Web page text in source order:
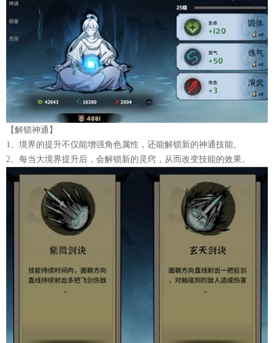
【解锁神通】
1、境界的提升不仅能增强角色属性，还能解锁新的神通技能。
2、每当大境界提升后，会解锁新的灵窍，从而改变技能的效果。